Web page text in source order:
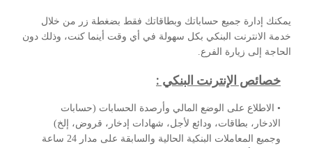
يمكنك إدارة جميع حساباتك وبطاقاتك فقط بضغطة زر من خلال
خدمة الانترنت البنكي بكل سهولة في أي وقت أينما كنت، وذلك دون
الحاجة إلى زيارة الفرع.
خصائص الإنترنت البنكي :
• الاطلاع على الوضع المالي وأرصدة الحسابات (حسابات
الادخار، بطاقات، ودائع لأجل، شهادات إدخار، قروض، إلخ)
وجميع المعاملات البنكية الحالية والسابقة على مدار 24 ساعة